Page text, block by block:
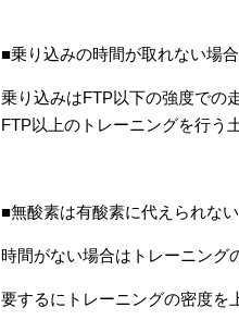
■乗り込みの時間が取れない場
乗り込みはFTP以下の強度での
FTP以上のトレーニングを行う
■無酸素は有酸素に代えられない
時間がない場合はトレーニング
要するにトレーニングの密度を